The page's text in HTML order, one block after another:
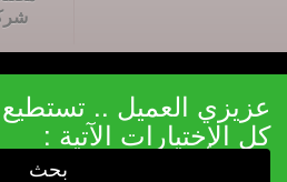
عزيزي العميل .. تستطيع
كل الإختيارات الآتية :